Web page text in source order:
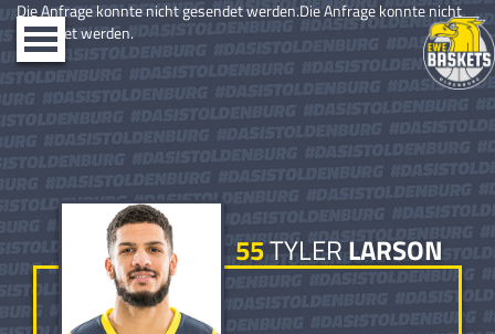
Toggle
navigation
Die Anfrage konnte nicht gesendet werden.Die Anfrage konnte nicht
gesendet werden.
55TYLERLARSON